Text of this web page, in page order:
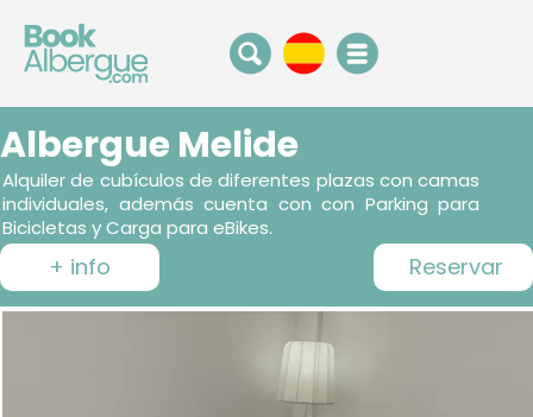
Albergue Melide
Alquiler de cubículos de diferentes plazas con camas
individuales, además cuenta con con Parking para
Bicicletas y Carga para eBikes.
+ info Reservar